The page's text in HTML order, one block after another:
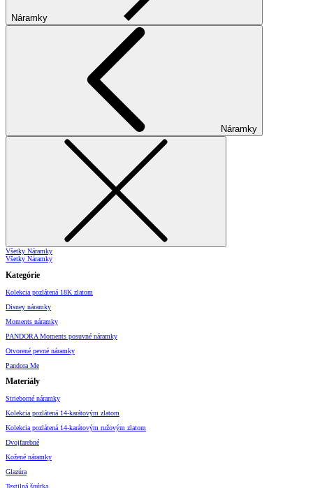
Náramky
Náramky
Všetky Náramky
Všetky Náramky
Kategórie
Kolekcia pozlátená 18K zlatom
Disney náramky
Moments náramky
PANDORA Moments posuvné náramky
Otvorené pevné náramky
Pandora Me
Materiály
Strieborné náramky
Kolekcia pozlátená 14-karátovým zlatom
Kolekcia pozlátená 14-karátovým ružovým zlatom
Dvojfarebné
Kožené náramky
Glazúra
Textilná šnúrka